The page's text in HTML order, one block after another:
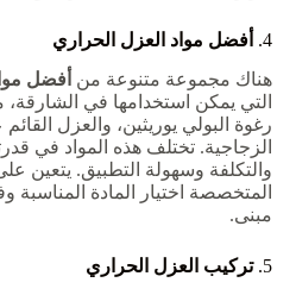
4.
أفضل مواد العزل الحراري
هناك مجموعة متنوعة من أفضل
التي يمكن استخدامها في الشارقة،
رغوة البولي يوريثين، والعزل
الزجاجية. تختلف هذه المواد في
والتكلفة وسهولة التطبيق. يتعين
المتخصصة اختيار المادة المناسبة
مبنى.
5. تركيب العزل الحراري